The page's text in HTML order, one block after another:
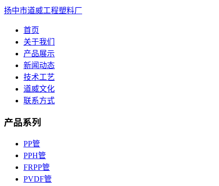
扬中市道威工程塑料厂
首页
关于我们
产品展示
新闻动态
技术工艺
道威文化
联系方式
产品系列
PP管
PPH管
FRPP管
PVDF管